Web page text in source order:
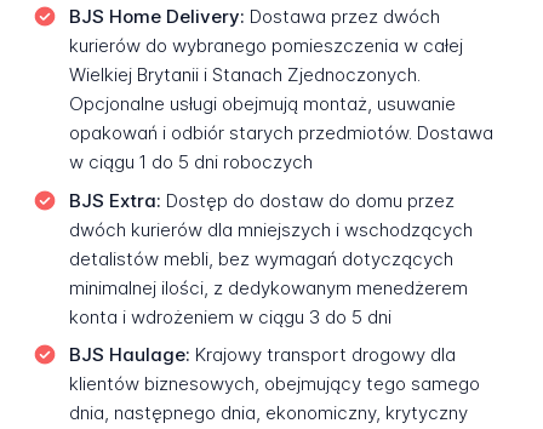
BJS Home Delivery: Dostawa przez dwóch
kurierów do wybranego pomieszczenia w całej
Wielkiej Brytanii i Stanach Zjednoczonych.
Opcjonalne usługi obejmują montaż, usuwanie
opakowań i odbiór starych przedmiotów. Dostawa
w ciągu 1 do 5 dni roboczych
BJS Extra: Dostęp do dostaw do domu przez
dwóch kurierów dla mniejszych i wschodzących
detalistów mebli, bez wymagań dotyczących
minimalnej ilości, z dedykowanym menedżerem
konta i wdrożeniem w ciągu 3 do 5 dni
BJS Haulage: Krajowy transport drogowy dla
klientów biznesowych, obejmujący tego samego
dnia, następnego dnia, ekonomiczny, krytyczny